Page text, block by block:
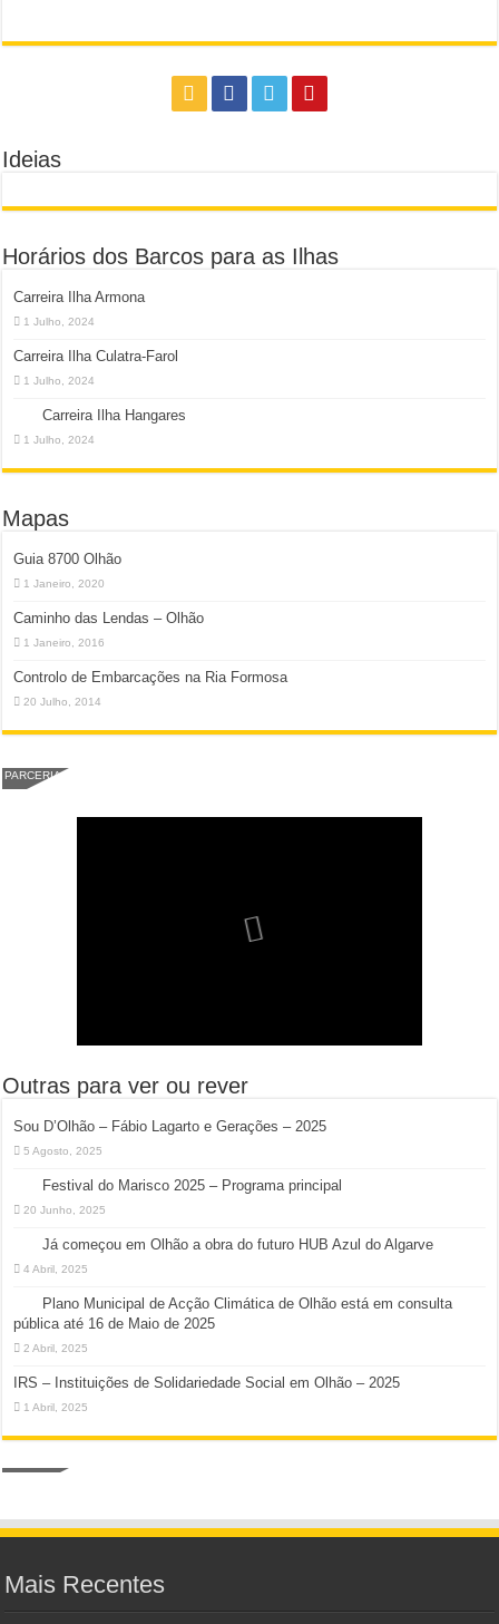
Ideias
Horários dos Barcos para as Ilhas
Carreira Ilha Armona
1 Julho, 2024
Carreira Ilha Culatra-Farol
1 Julho, 2024
Carreira Ilha Hangares
1 Julho, 2024
Mapas
Guia 8700 Olhão
1 Janeiro, 2020
Caminho das Lendas – Olhão
1 Janeiro, 2016
Controlo de Embarcações na Ria Formosa
20 Julho, 2014
PARCERIA
Outras para ver ou rever
Sou D’Olhão – Fábio Lagarto e Gerações – 2025
5 Agosto, 2025
Festival do Marisco 2025 – Programa principal
20 Junho, 2025
Já começou em Olhão a obra do futuro HUB Azul do Algarve
4 Abril, 2025
Plano Municipal de Acção Climática de Olhão está em consulta
pública até 16 de Maio de 2025
2 Abril, 2025
IRS – Instituições de Solidariedade Social em Olhão – 2025
1 Abril, 2025
Mais Recentes